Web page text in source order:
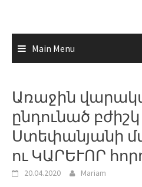
Main Menu
Առաջին
ընդունած
Ստեփանյանի
ու ԿԱՐԵՒՈՐ
20.04.2020 Mariam